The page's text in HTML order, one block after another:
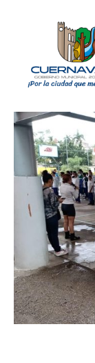
Gobierno
Turismo
Trámites
y
Servicios
Licitaciones
Transparencia
Directorio
Citas